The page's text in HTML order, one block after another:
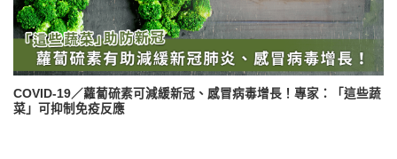
COVID-19／蘿蔔硫素可減緩新冠、感冒病毒增長！專家：「這些蔬
菜」可抑制免疫反應